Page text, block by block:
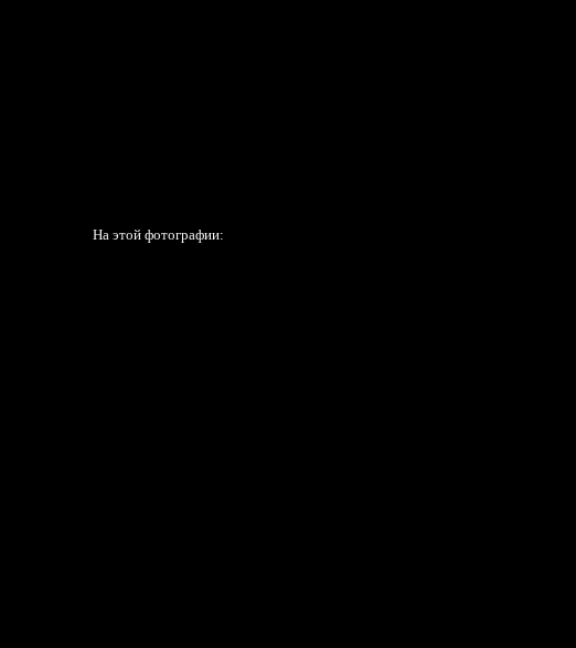
На этой фотографии: